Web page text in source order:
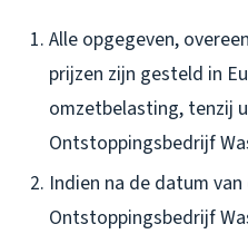
Alle opgegeven,
prijzen zijn gesteld in
omzetbelasting, tenzij
Ontstoppingsbedrijf
Indien na de datum
Ontstoppingsbedrijf